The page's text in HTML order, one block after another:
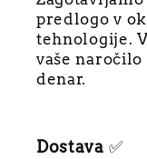
predlogo v
tehnologije.
vaše
denar.
Dostava ✅